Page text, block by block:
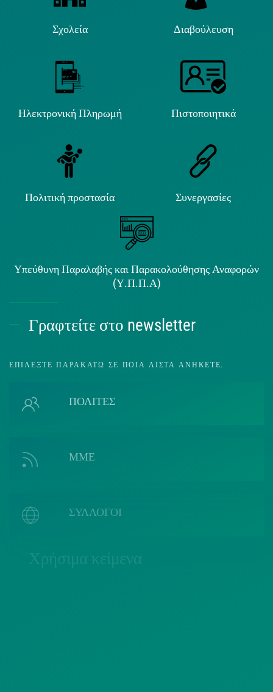
Σχολεία Διαβούλευση
Ηλεκτρονική Πληρωμή Πιστοποιητικά
Πολιτική προστασία Συνεργασίες
Υπεύθυνη Παραλαβής και Παρακολούθησης Αναφορών
(Υ.Π.Π.Α)
Γραφτείτε στο newsletter
ΕΠΙΛΈΞΤΕ ΠΑΡΑΚΆΤΩ ΣΕ ΠΟΙΑ ΛΊΣΤΑ ΑΝΉΚΕΤΕ.
ΠΟΛΙΤΕΣ
ΜΜΕ
ΣΥΛΛΟΓΟΙ
Χρήσιμα κείμενα